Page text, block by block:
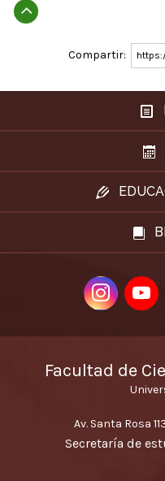
Subir
Compartir:
Facultad de
Av. Santa Rosa
Secretaría de